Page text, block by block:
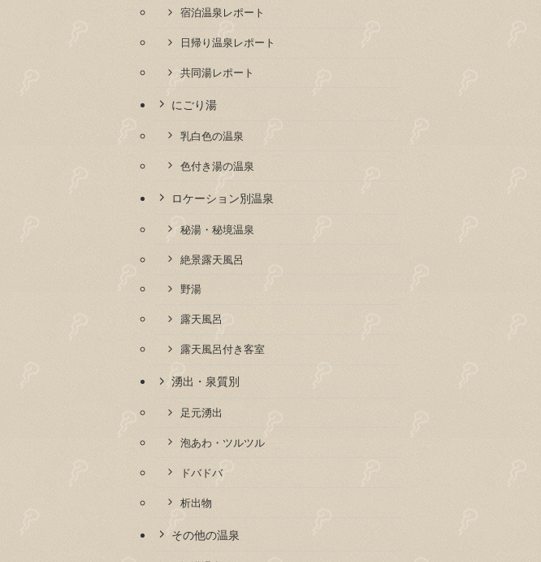
宿泊温泉レポート
日帰り温泉レポート
共同湯レポート
にごり湯
乳白色の温泉
色付き湯の温泉
ロケーション別温泉
秘湯・秘境温泉
絶景露天風呂
野湯
露天風呂
露天風呂付き客室
湧出・泉質別
足元湧出
泡あわ・ツルツル
ドバドバ
析出物
その他の温泉